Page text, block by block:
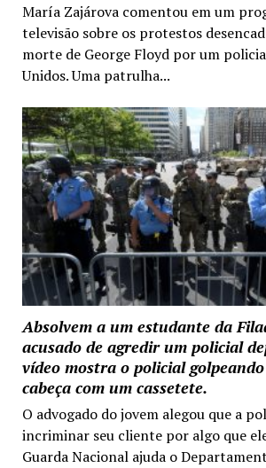
María Zajárova comentou em um
televisão sobre os protestos
morte de George Floyd por um
Unidos. Uma patrulha...
Absolvem a um estudante da
acusado de agredir um policial
vídeo mostra o policial
cabeça com um cassetete.
O advogado do jovem alegou que a
incriminar seu cliente por algo que
Guarda Nacional ajuda o